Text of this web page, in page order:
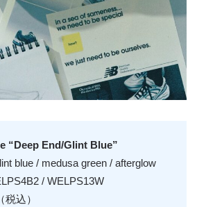
“Deep End/Glint Blue”
blue / medusa green / afterglow
/ WELPS13W
込）